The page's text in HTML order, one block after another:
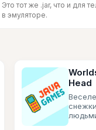
Это тот же .jar, что и для
в эмуляторе.
Head